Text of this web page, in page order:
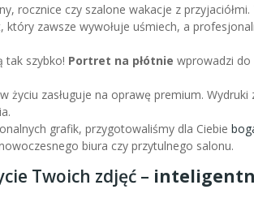
rocznice czy szalone wakacje z
zawsze wywołuje uśmiech, a
tak szybko! Portret na płótnie wprowadzi do
życiu zasługuje na oprawę premium.
grafik, przygotowaliśmy dla Ciebie
biura czy przytulnego salonu.
Twoich zdjęć –